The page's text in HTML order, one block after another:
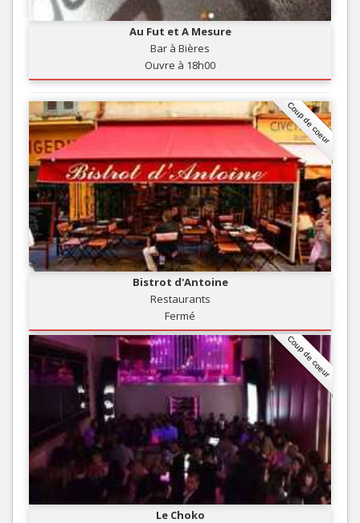
Au Fut et A Mesure
Bar à Bières
Ouvre à 18h00
Coup de coeur
Bistrot d'Antoine
Restaurants
Fermé
Coup de coeur
Le Choko